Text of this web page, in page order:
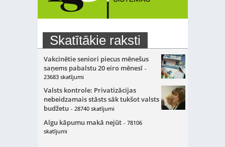
Skatītākie raksti
Vakcinētie seniori piecus mēnešus
saņems pabalstu 20 eiro mēnesī -
23683 skatījumi
Valsts kontrole: Privatizācijas
nebeidzamais stāsts sāk tukšot valsts
budžetu - 28740 skatījumi
Algu kāpumu makā nejūt - 78106
skatījumi